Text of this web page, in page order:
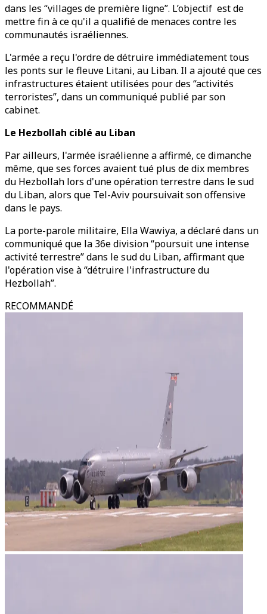
dans les “villages de première ligne”. L’objectif est de
mettre fin à ce qu'il a qualifié de menaces contre les
communautés israéliennes.
L'armée a reçu l'ordre de détruire immédiatement tous
les ponts sur le fleuve Litani, au Liban. Il a ajouté que ces
infrastructures étaient utilisées pour des “activités
terroristes”, dans un communiqué publié par son
cabinet.
Le Hezbollah ciblé au Liban
Par ailleurs, l'armée israélienne a affirmé, ce dimanche
même, que ses forces avaient tué plus de dix membres
du Hezbollah lors d'une opération terrestre dans le sud
du Liban, alors que Tel-Aviv poursuivait son offensive
dans le pays.
La porte-parole militaire, Ella Wawiya, a déclaré dans un
communiqué que la 36e division “poursuit une intense
activité terrestre” dans le sud du Liban, affirmant que
l'opération vise à “détruire l'infrastructure du
Hezbollah”.
RECOMMANDÉ